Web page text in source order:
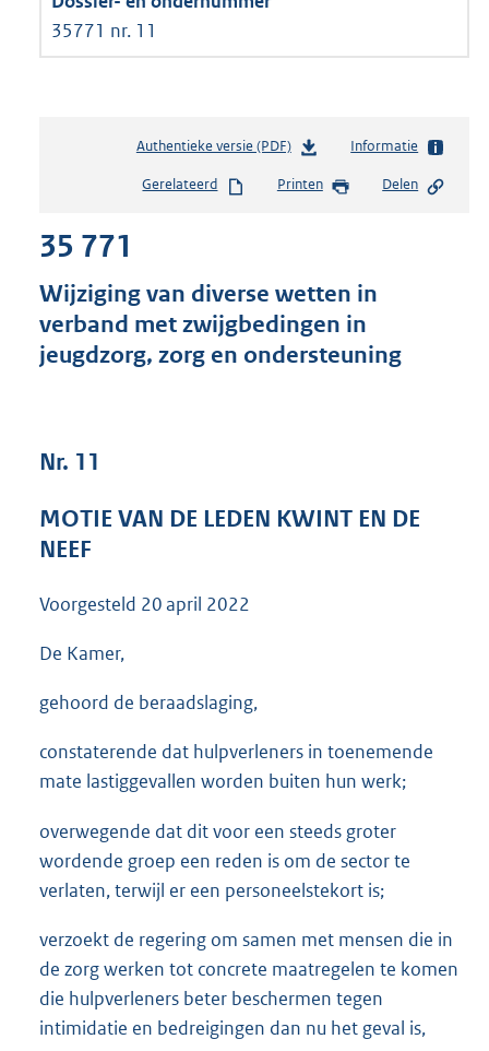
35771 nr. 11
Authentieke versie (PDF)b
s
s
g
r
3
Informatie
Gerelateerd Printen Delen
35 771
Wijziging van diverse wetten in
verband met zwijgbedingen in
jeugdzorg, zorg en ondersteuning
Nr. 11
MOTIE VAN DE LEDEN KWINT EN DE
NEEF
Voorgesteld 20 april 2022
De Kamer,
gehoord de beraadslaging,
constaterende dat hulpverleners in toenemende
mate lastiggevallen worden buiten hun werk;
overwegende dat dit voor een steeds groter
wordende groep een reden is om de sector te
verlaten, terwijl er een personeelstekort is;
verzoekt de regering om samen met mensen die in
de zorg werken tot concrete maatregelen te komen
die hulpverleners beter beschermen tegen
intimidatie en bedreigingen dan nu het geval is,